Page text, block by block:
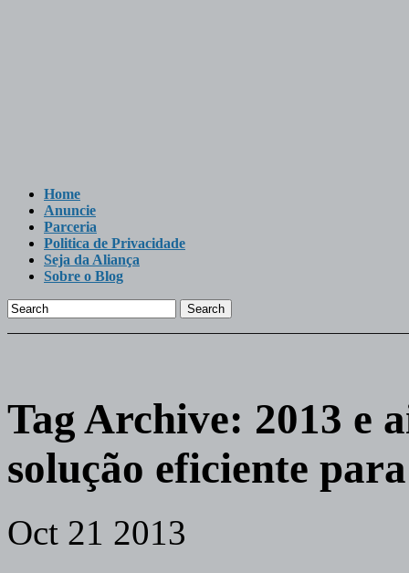
Home
Anuncie
Parceria
Politica de Privacidade
Seja da Aliança
Sobre o Blog
Search
Tag Archive: 2013 e
solução eficiente
Oct 21 2013